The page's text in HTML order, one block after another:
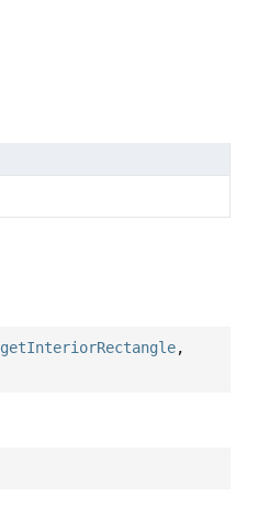
getInteriorRectangle,